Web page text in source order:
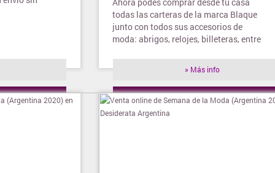
Ahora podés comprar desde tu casa
todas las carteras de la marca Blaque
junto con todos sus accesorios de
moda: abrigos, relojes, billeteras, entre
» Más info
» Visitar tienda